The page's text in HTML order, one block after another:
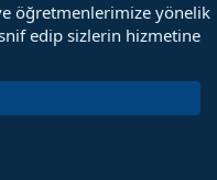
öğretmenlerimize yönelik
edip sizlerin hizmetine